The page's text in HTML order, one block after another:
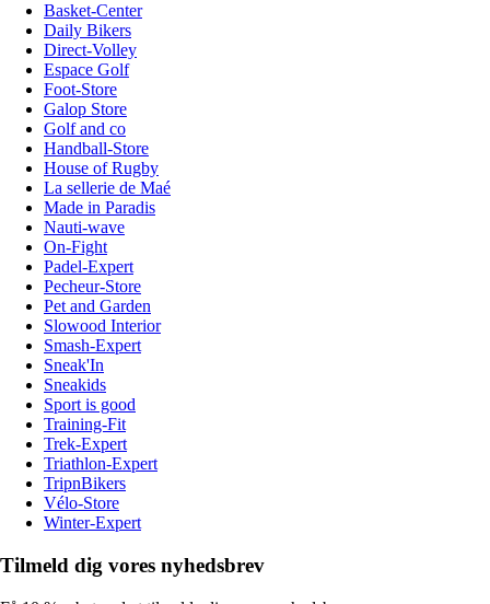
Basket-Center
Daily Bikers
Direct-Volley
Espace Golf
Foot-Store
Galop Store
Golf and co
Handball-Store
House of Rugby
La sellerie de Maé
Made in Paradis
Nauti-wave
On-Fight
Padel-Expert
Pecheur-Store
Pet and Garden
Slowood Interior
Smash-Expert
Sneak'In
Sneakids
Sport is good
Training-Fit
Trek-Expert
Triathlon-Expert
TripnBikers
Vélo-Store
Winter-Expert
Tilmeld dig vores nyhedsbrev